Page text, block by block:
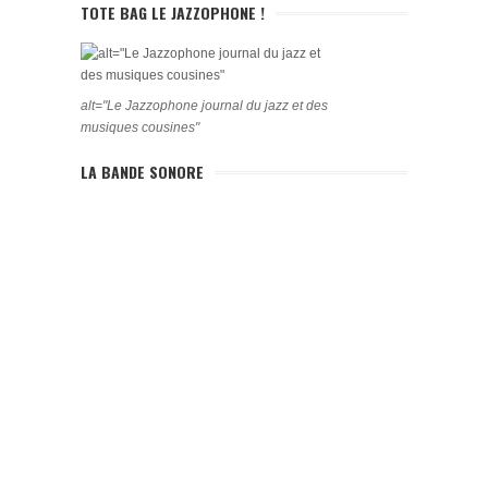
TOTE BAG LE JAZZOPHONE !
alt="Le Jazzophone journal du jazz et des
musiques cousines"
LA BANDE SONORE